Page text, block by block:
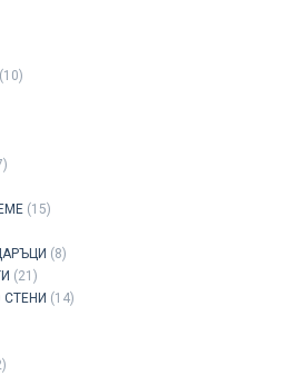
(10)
(15)
(8)
(21)
(14)